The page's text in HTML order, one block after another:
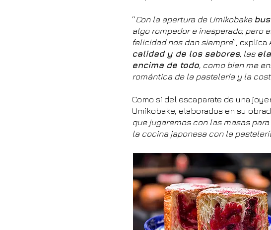
“Con la apertura de Umikobake
algo rompedor e inesperado, pero
felicidad nos dan siempre”, explica
calidad y de los sabores, las
encima de todo, como bien me
romántica de la pastelería y la
Como si del escaparate de una
Umikobake, elaborados en su
que jugaremos con las masas
la cocina japonesa con la